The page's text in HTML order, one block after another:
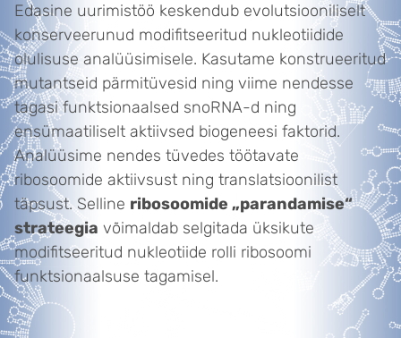
Edasine uurimistöö keskendub evolutsiooniliselt
konserveerunud modifitseeritud nukleotiidide
olulisuse analüüsimisele. Kasutame konstrueeritud
mutantseid pärmitüvesid ning viime nendesse
tagasi funktsionaalsed snoRNA-d ning
ensümaatiliselt aktiivsed biogeneesi faktorid.
Analüüsime nendes tüvedes töötavate
ribosoomide aktiivsust ning translatsioonilist
täpsust. Selline ribosoomide „parandamise“
strateegia võimaldab selgitada üksikute
modifitseeritud nukleotiide rolli ribosoomi
funktsionaalsuse tagamisel.